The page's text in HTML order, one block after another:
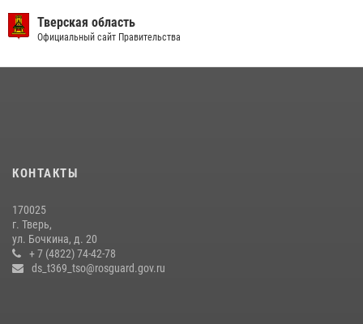
10 июля 2026, 08:44 1
(видео)
Росгвардейцы оказали помощь водителю на дороге в городе Кашин
22 июля 2026, 08:35
Тверская область
Официальный сайт Правительства
КОНТАКТЫ
170025
г. Тверь,
ул. Бочкина, д. 20
+ 7 (4822) 74-42-78
ds_t369_tso@rosguard.gov.ru